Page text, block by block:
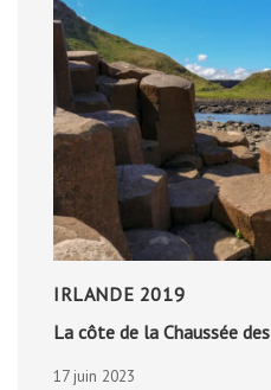
IRLANDE 2019
La côte de la Chaussée
17 juin 2023